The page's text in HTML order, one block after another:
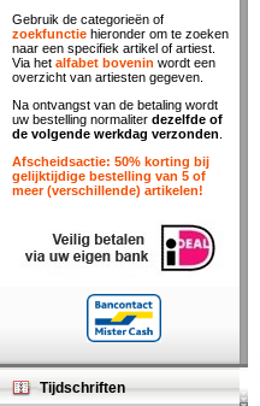
Gebruik de categorieën of
zoekfunctie hieronder om te zoeken
naar een specifiek artikel of artiest.
Via het alfabet bovenin wordt een
overzicht van artiesten gegeven.
Na ontvangst van de betaling wordt
uw bestelling normaliter dezelfde of
de volgende werkdag verzonden
Afscheidsactie: 50% korting bij
gelijktijdige bestelling van 5 of
meer (verschillende) artikelen!
Tijdschriften